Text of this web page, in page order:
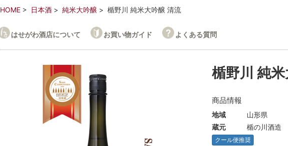
HOME 日本酒 純米大吟醸 楯野川 純米大吟醸 清流
はせがわ酒店について お買い物ガイド よくある質問
楯野川 純
商品情報
地域
山形県
蔵元
楯の川酒造
クール便推奨